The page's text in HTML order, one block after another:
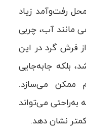
رفت‌وآمد زیاد
آب، چربی
فرش گرد در این
بلکه جابه‌جایی
ممکن می‌سازد.
به‌راحتی می‌تواند
نشان دهد.